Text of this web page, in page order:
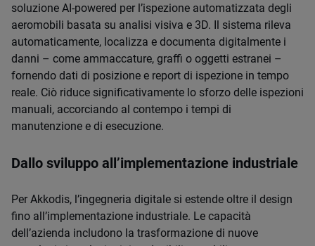
soluzione AI-powered per l’ispezione automatizzata degli
aeromobili basata su analisi visiva e 3D. Il sistema rileva
automaticamente, localizza e documenta digitalmente i
danni – come ammaccature, graffi o oggetti estranei –
fornendo dati di posizione e report di ispezione in tempo
reale. Ciò riduce significativamente lo sforzo delle ispezioni
manuali, accorciando al contempo i tempi di
manutenzione e di esecuzione.
Dallo sviluppo all’implementazione industriale
Per Akkodis, l’ingegneria digitale si estende oltre il design
fino all’implementazione industriale. Le capacità
dell’azienda includono la trasformazione di nuove